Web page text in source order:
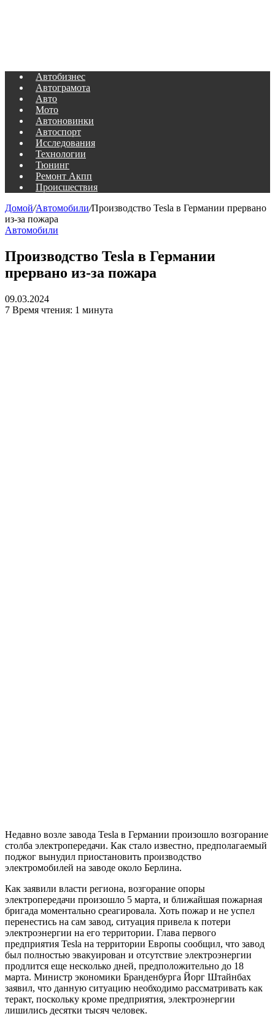
Автобизнес
Автограмота
Авто
Мото
Автоновинки
Автоспорт
Исследования
Технологии
Тюнинг
Ремонт Акпп
Происшествия
Домой/Автомобили/Производство Tesla в Германии прервано
из-за пожара
Автомобили
Производство Tesla в Германии
прервано из-за пожара
09.03.2024
7 Время чтения: 1 минута
Недавно возле завода Tesla в Германии произошло возгорание
столба электропередачи. Как стало известно, предполагаемый
поджог вынудил приостановить производство
электромобилей на заводе около Берлина.
Как заявили власти региона, возгорание опоры
электропередачи произошло 5 марта, и ближайшая пожарная
бригада моментально среагировала. Хоть пожар и не успел
перенестись на сам завод, ситуация привела к потери
электроэнергии на его территории. Глава первого
предприятия Tesla на территории Европы сообщил, что завод
был полностью эвакуирован и отсутствие электроэнергии
продлится еще несколько дней, предположительно до 18
марта. Министр экономики Бранденбурга Йорг Штайнбах
заявил, что данную ситуацию необходимо рассматривать как
теракт, поскольку кроме предприятия, электроэнергии
лишились десятки тысяч человек.